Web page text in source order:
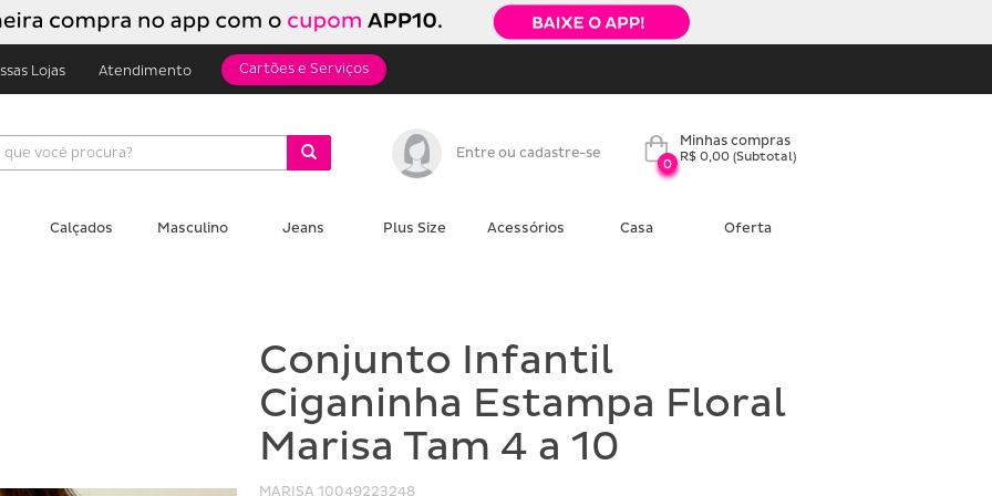
Lojas Atendimento Cartões e Serviços
Entre ou cadastre-se
0
Minhas compras
R$ 0,00 (Subtotal)
Calçados Masculino Jeans Plus Size Acessórios Casa Oferta
Conjunto Infantil
Ciganinha Estampa Floral
Marisa Tam 4 a 10
MARISA 10049223248